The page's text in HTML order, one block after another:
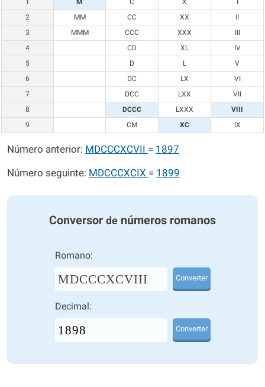
1
M C X
I
2
MM CC XX
II
3
MMM CCC XXX
III
4
CD XL
IV
5
D L
V
6
DC LX
VI
7
DCC LXX
VII
8
DCCC LXXX
VIII
9
CM XC IX
Número anterior: MDCCCXCVII = 1897
Número seguinte: MDCCCXCIX = 1899
Conversor de números romanos
Romano:
MDCCCXCVIII Converter
Decimal:
Converter